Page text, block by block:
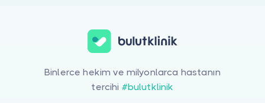
Binlerce hekim ve milyonlarca hastanın
tercihi #bulutklinik